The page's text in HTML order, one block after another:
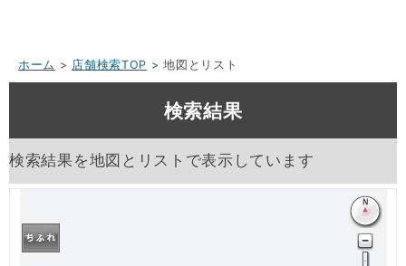
ホーム > 店舗検索TOP > 地図とリスト
検索結果
検索結果を地図とリストで表示しています